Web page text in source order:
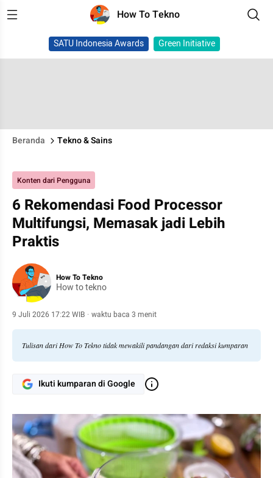
How To Tekno
SATU Indonesia Awards Green Initiative
Beranda Tekno & Sains
Konten dari Pengguna
6 Rekomendasi Food Processor
Multifungsi, Memasak jadi Lebih
Praktis
How To Tekno
How to tekno
9 Juli 2026 17:22 WIB · waktu baca 3 menit
Tulisan dari How To Tekno tidak mewakili pandangan dari redaksi kumparan
Ikuti kumparan di Google